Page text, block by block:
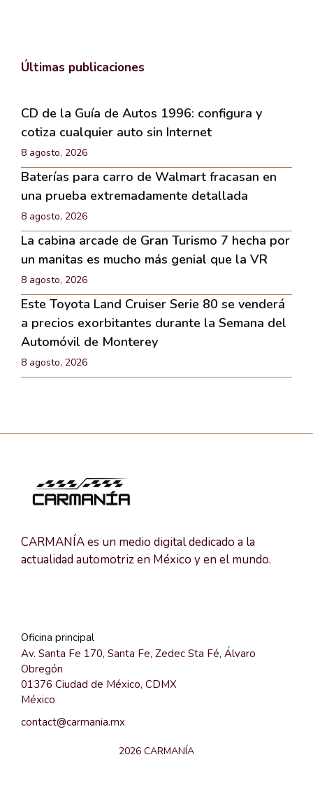
Últimas publicaciones
CD de la Guía de Autos 1996: configura y
cotiza cualquier auto sin Internet
8 agosto, 2026
Baterías para carro de Walmart fracasan en
una prueba extremadamente detallada
8 agosto, 2026
La cabina arcade de Gran Turismo 7 hecha por
un manitas es mucho más genial que la VR
8 agosto, 2026
Este Toyota Land Cruiser Serie 80 se venderá
a precios exorbitantes durante la Semana del
Automóvil de Monterey
8 agosto, 2026
CARMANÍA es un medio digital dedicado a la
actualidad automotriz en México y en el mundo.
Oficina principal
Av. Santa Fe 170, Santa Fe, Zedec Sta Fé, Álvaro
Obregón
01376 Ciudad de México, CDMX
México
contact@carmania.mx
2026 CARMANÍA